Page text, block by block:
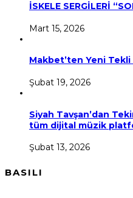
İSKELE SERGİLERİ
Mart 15, 2026
Makbet’ten Yeni Tekli
Şubat 19, 2026
Siyah Tavşan’dan
tüm dijital müzik
Şubat 13, 2026
BASILI